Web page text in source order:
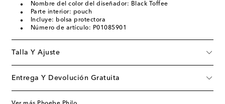
Nombre del color del diseñador: Black Toffee
Parte interior: pouch
Incluye: bolsa protectora
Número de artículo: P01085901
Talla Y Ajuste
Entrega Y Devolución Gratuita